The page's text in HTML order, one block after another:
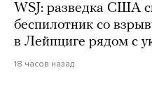
WSJ: разведка США
беспилотник со
в Лейпциге рядом с
18 часов назад